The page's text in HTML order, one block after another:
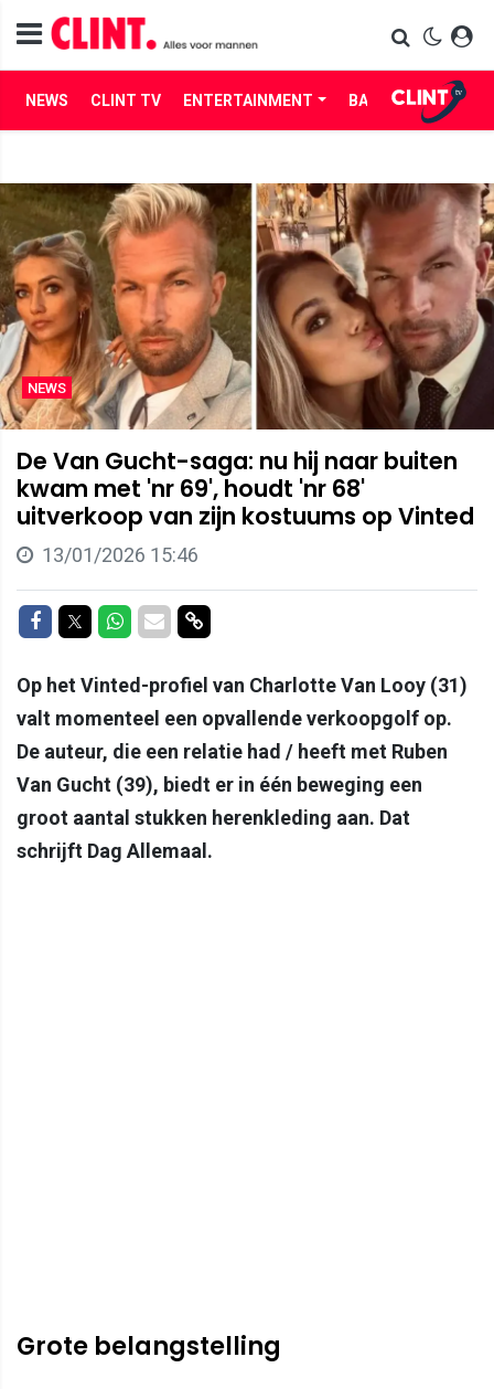
NEWS CLINT TV ENTERTAINMENT BABES LIFE
NEWS
De Van Gucht-saga: nu hij naar buiten
kwam met 'nr 69', houdt 'nr 68'
uitverkoop van zijn kostuums op Vinted
13/01/2026 15:46
Delen op Facebook
Delen op Twitter
Delen op Whatsapp
Delen via Mail
Delen via link
Op het Vinted-profiel van Charlotte Van Looy (31)
valt momenteel een opvallende verkoopgolf op.
De auteur, die een relatie had / heeft met Ruben
Van Gucht (39), biedt er in één beweging een
groot aantal stukken herenkleding aan. Dat
schrijft Dag Allemaal.
Grote belangstelling